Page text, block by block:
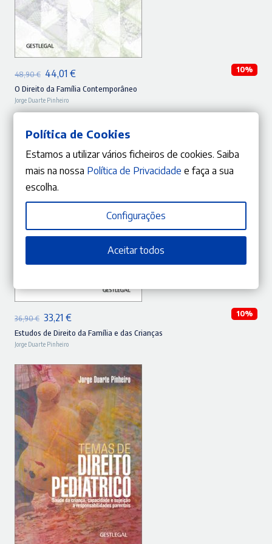
ADICIONAR
48,90€ O
preço
original
48,90 €.
44,01 €O
preço
atual
44,01 €.
10%
O Direito da Família Contemporâneo
Jorge Duarte Pinheiro
36,90€ O
preço
original
era:
36,90 €.
33,21 €O
preço
é:
33,21 €.
10%
Estudos de Direito da Família e das Crianças
Jorge Duarte Pinheiro
ADICIONAR
Política de Cookies
Estamos a utilizar vários ficheiros de cookies. Saiba
mais na nossa Política de Privacidade e faça a sua
escolha.
Configurações
Aceitar todos